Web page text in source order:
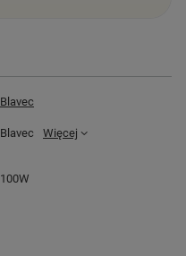
Blavec
Blavec Więcej
100W